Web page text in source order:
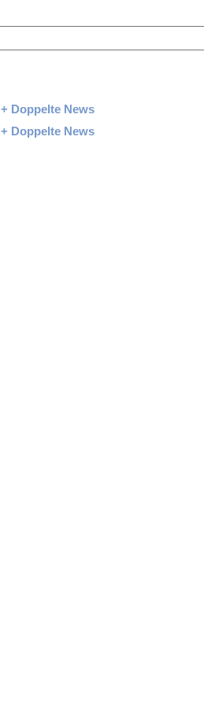
+ Doppelte News
+ Doppelte News